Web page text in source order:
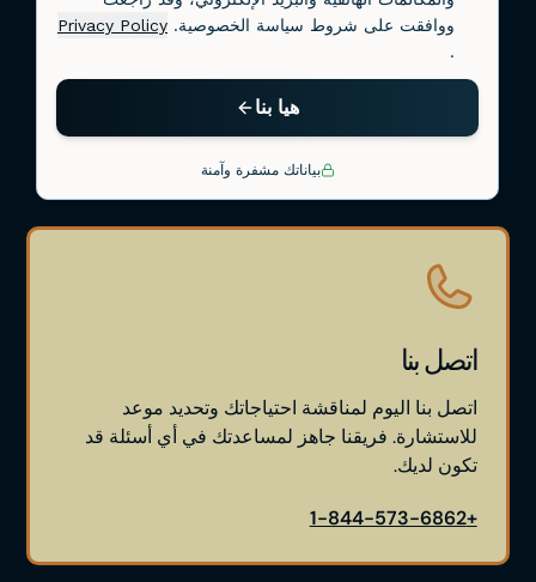
اتصل بنا
اتصل بنا اليوم لمناقشة احتياجاتك وتحديد موعد
للاستشارة. فريقنا جاهز لمساعدتك في أي أسئلة قد
تكون لديك.
+1-844-573-6862